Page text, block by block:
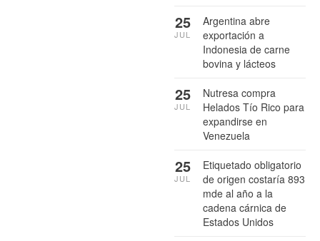
Argentina abre
exportación a
Indonesia de carne
bovina y lácteos
25
JUL
Nutresa compra
Helados Tío Rico para
expandirse en
Venezuela
25
JUL
Etiquetado obligatorio
de origen costaría 893
mde al año a la
cadena cárnica de
Estados Unidos
25
JUL